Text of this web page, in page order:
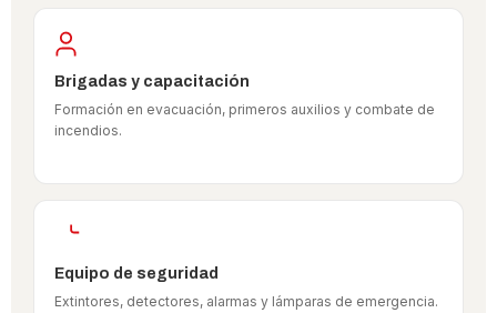
Brigadas y capacitación
Formación en evacuación, primeros auxilios y combate de
incendios.
Equipo de seguridad
Extintores, detectores, alarmas y lámparas de emergencia.